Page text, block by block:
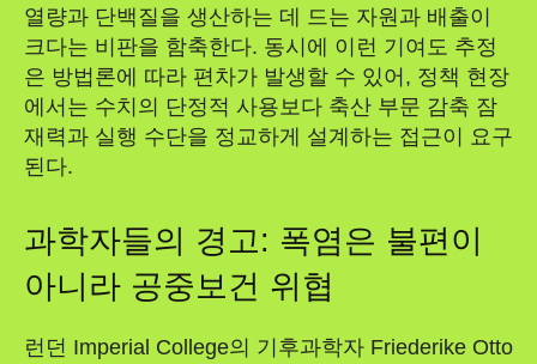
열량과 단백질을 생산하는 데 드는 자원과 배출이
크다는 비판을 함축한다. 동시에 이런 기여도 추정
은 방법론에 따라 편차가 발생할 수 있어, 정책 현장
에서는 수치의 단정적 사용보다 축산 부문 감축 잠
재력과 실행 수단을 정교하게 설계하는 접근이 요구
된다.
과학자들의 경고: 폭염은 불편이
아니라 공중보건 위협
런던 Imperial College의 기후과학자 Friederike Otto